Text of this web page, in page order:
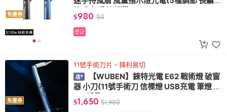
免運券
演唱會 戶外 通勤)
$980 $0
登記
免運券
11號手術刀片，鋒利易切
【WUBEN】錸特光電 E62 戰術燈 破窗
器 小刀(11號手術刀 信標燈 USB充電 筆燈 E
DC 折疊刀)
$1,650 $1,980